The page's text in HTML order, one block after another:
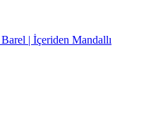
| İçeriden Mandallı